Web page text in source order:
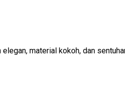
material kokoh, dan